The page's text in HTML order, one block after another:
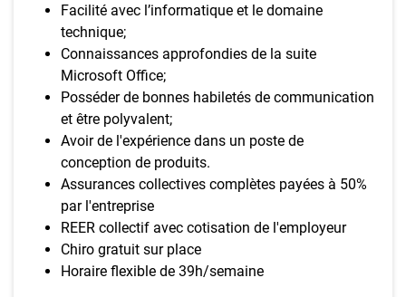
Facilité avec l’informatique et le domaine
technique;
Connaissances approfondies de la suite
Microsoft Office;
Posséder de bonnes habiletés de communication
et être polyvalent;
Avoir de l'expérience dans un poste de
conception de produits.
Assurances collectives complètes payées à 50%
par l'entreprise
REER collectif avec cotisation de l'employeur
Chiro gratuit sur place
Horaire flexible de 39h/semaine